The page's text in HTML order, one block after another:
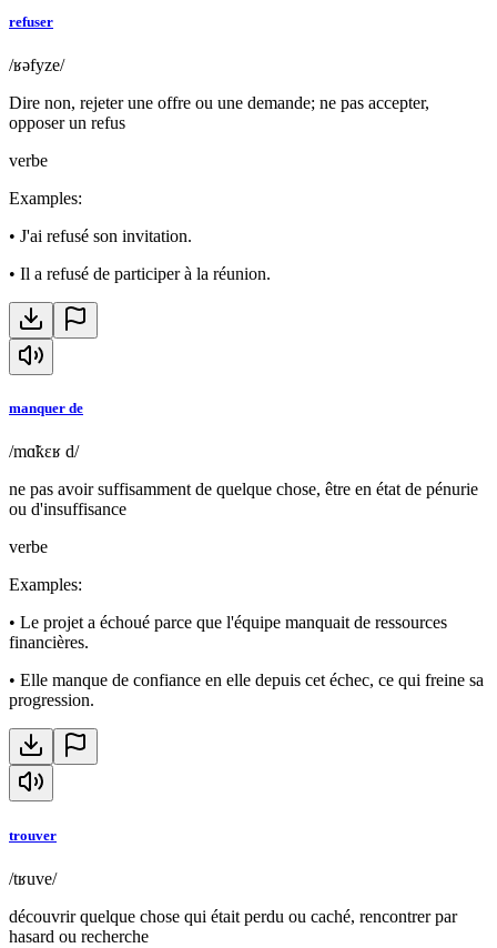
refuser
/ʁəfyze/
Dire non, rejeter une offre ou une demande; ne pas accepter,
opposer un refus
verbe
Examples:
• J'ai refusé son invitation.
• Il a refusé de participer à la réunion.
manquer de
/mɑ̃kɛʁ d/
ne pas avoir suffisamment de quelque chose, être en état de pénurie
ou d'insuffisance
verbe
Examples:
• Le projet a échoué parce que l'équipe manquait de ressources
financières.
• Elle manque de confiance en elle depuis cet échec, ce qui freine sa
progression.
trouver
/tʁuve/
découvrir quelque chose qui était perdu ou caché, rencontrer par
hasard ou recherche